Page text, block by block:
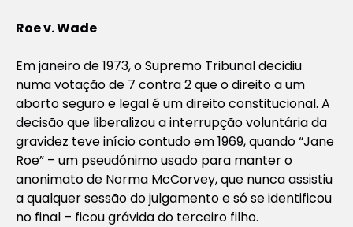
Roe v. Wade
Em janeiro de 1973, o Supremo Tribunal decidiu
numa votação de 7 contra 2 que o direito a um
aborto seguro e legal é um direito constitucional. A
decisão que liberalizou a interrupção voluntária da
gravidez teve início contudo em 1969, quando “Jane
Roe” – um pseudónimo usado para manter o
anonimato de Norma McCorvey, que nunca assistiu
a qualquer sessão do julgamento e só se identificou
no final – ficou grávida do terceiro filho.